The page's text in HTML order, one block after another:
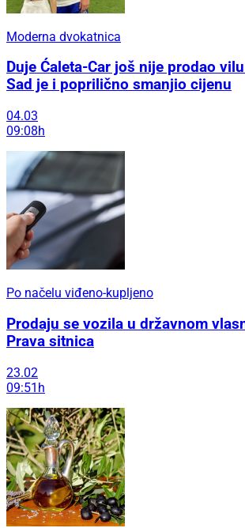
Moderna dvokatnica
Duje Ćaleta-Car još nije prodao
Sad je i poprilično smanjio cijenu
04.03
09:08h
Po načelu viđeno-kupljeno
Prodaju se vozila u državnom
Prava sitnica
23.02
09:51h